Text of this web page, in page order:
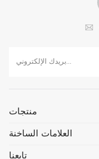
منتجات
العلامات الساخنة
تابعنا